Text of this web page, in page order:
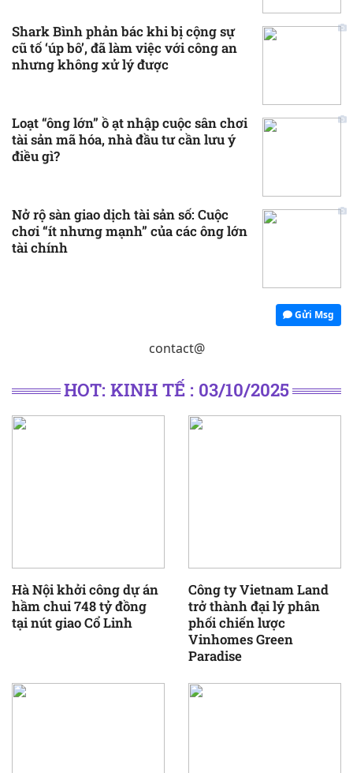
Shark Bình phản bác khi bị cộng sự
cũ tố ‘úp bô’, đã làm việc với công an
nhưng không xử lý được
Loạt “ông lớn” ồ ạt nhập cuộc sân chơi
tài sản mã hóa, nhà đầu tư cần lưu ý
điều gì?
Nở rộ sàn giao dịch tài sản số: Cuộc
chơi “ít nhưng mạnh” của các ông lớn
tài chính
Gửi Msg
contact@
HOT: KINH TẾ : 03/10/2025
Hà Nội khởi công dự án
hầm chui 748 tỷ đồng
tại nút giao Cổ Linh
Công ty Vietnam Land
trở thành đại lý phân
phối chiến lược
Vinhomes Green
Paradise